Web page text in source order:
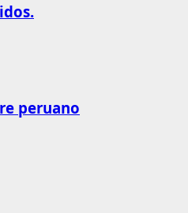
peruano